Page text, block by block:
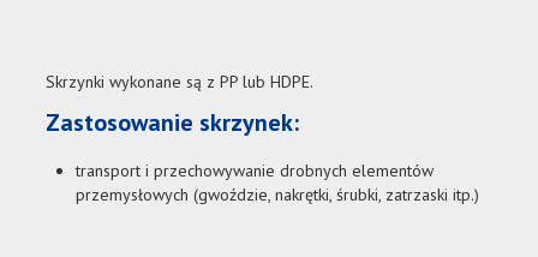
Skrzynki wykonane są z PP lub HDPE.
Zastosowanie skrzynek:
transport i przechowywanie drobnych elementów
przemysłowych (gwoździe, nakrętki, śrubki, zatrzaski itp.)